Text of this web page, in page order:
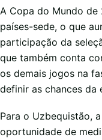
A Copa do Mundo
países-sede, o que
participação da
que também conta
os demais jogos na
definir as chances da
Para o Uzbequistão,
oportunidade de